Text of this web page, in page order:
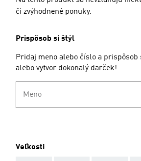
či zvýhodnené ponuky.
Prispôsob si štýl
Pridaj meno alebo číslo a prispôsob
alebo vytvor dokonalý darček!
Meno
Veľkosti